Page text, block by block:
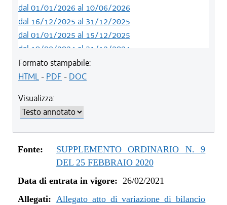
dal 01/01/2026 al 10/06/2026
dal 16/12/2025 al 31/12/2025
dal 01/01/2025 al 15/12/2025
dal 10/08/2024 al 31/12/2024
dal 14/05/2024 al 09/08/2024
dal 01/01/2024 al 13/05/2024
dal 12/08/2023 al 30/10/2023
dal 07/03/2023 al 11/08/2023
dal 01/01/2023 al 06/03/2023
dal 10/11/2022 al 31/12/2022
dal 09/08/2022 al 09/11/2022
dal 16/12/2021 al 31/12/2021
dal 27/10/2021 al 15/12/2021
Formato stampabile:
HTML- PDF - DOC
Visualizza:
Fonte:
SUPPLEMENTO ORDINARIO N. 9
DEL 25 FEBBRAIO 2020
Data di entrata in vigore: 26/02/2021
Allegati: Allegato atto di variazione di bilancio